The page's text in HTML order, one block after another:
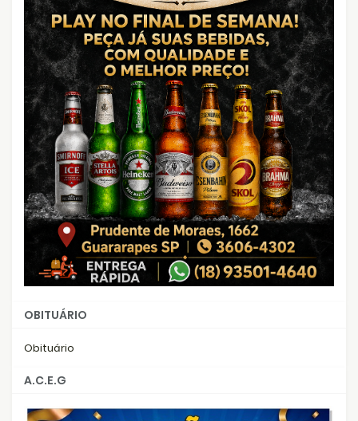
OBITUÁRIO
Obituário
A.C.E.G